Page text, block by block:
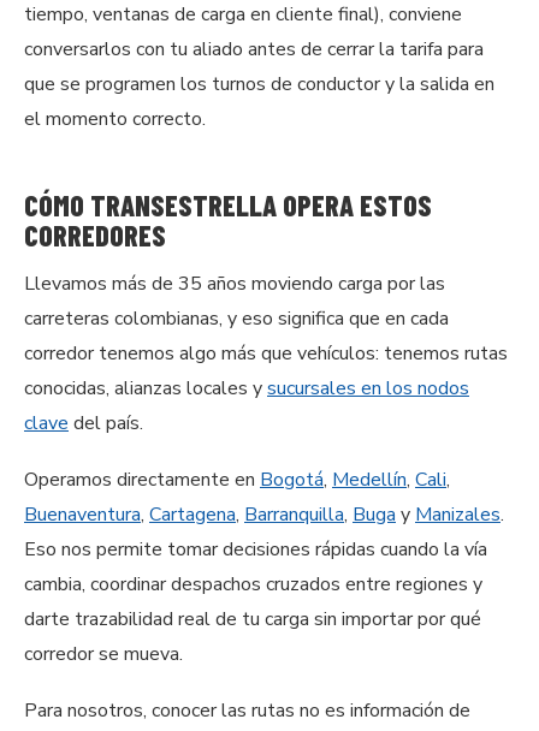
tiempo, ventanas de carga en cliente final), conviene
conversarlos con tu aliado antes de cerrar la tarifa para
que se programen los turnos de conductor y la salida en
el momento correcto.
CÓMO TRANSESTRELLA OPERA ESTOS
CORREDORES
Llevamos más de 35 años moviendo carga por las
carreteras colombianas, y eso significa que en cada
corredor tenemos algo más que vehículos: tenemos rutas
conocidas, alianzas locales ysucursales en los nodos
clave del país.
Operamos directamente en Bogotá, Medellín, Cali,
Buenaventura, Cartagena, Barranquilla, Buga y Manizales.
Eso nos permite tomar decisiones rápidas cuando la vía
cambia, coordinar despachos cruzados entre regiones y
darte trazabilidad real de tu carga sin importar por qué
corredor se mueva.
Para nosotros, conocer las rutas no es información de